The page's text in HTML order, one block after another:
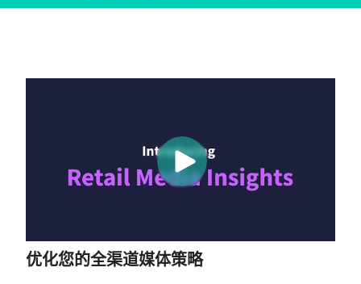
优化您的全渠道媒体策略